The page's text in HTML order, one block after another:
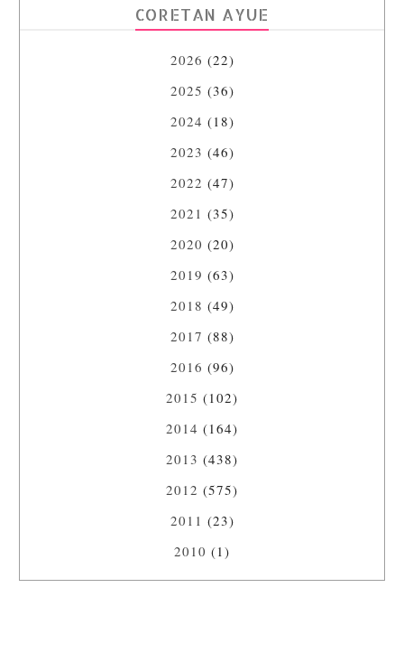
CORETAN AYUE
2026 (22)
2025 (36)
2024 (18)
2023 (46)
2022 (47)
2021 (35)
2020 (20)
2019 (63)
2018 (49)
2017 (88)
2016 (96)
2015 (102)
2014 (164)
2013 (438)
2012 (575)
2011 (23)
2010 (1)